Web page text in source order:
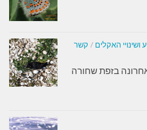
ושינויי האקלים / קשר
בזפת שחורה